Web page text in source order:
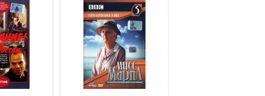
рассветы, друзья, байдарки,
парное молоко…